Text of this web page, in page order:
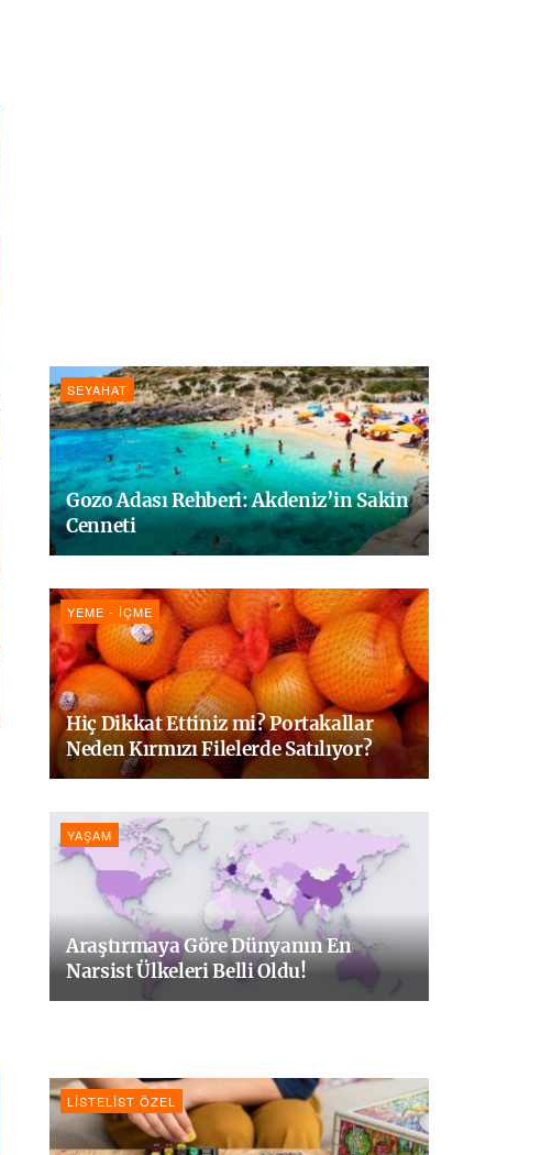
SEYAHAT
Gozo Adası Rehberi: Akdeniz’in Sakin
Cenneti
YEME - İÇME
Hiç Dikkat Ettiniz mi? Portakallar
Neden Kırmızı Filelerde Satılıyor?
YAŞAM
Araştırmaya Göre Dünyanın En
Narsist Ülkeleri Belli Oldu!
LISTELIST ÖZEL